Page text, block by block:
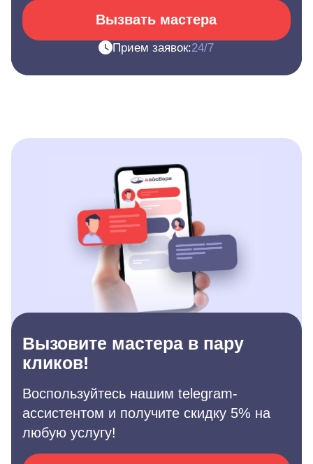
Вызвать мастера
Прием заявок:24/7
Вызовите мастера в пару
кликов!
Воспользуйтесь нашим telegram-
ассистентом и получите скидку 5% на
любую услугу!